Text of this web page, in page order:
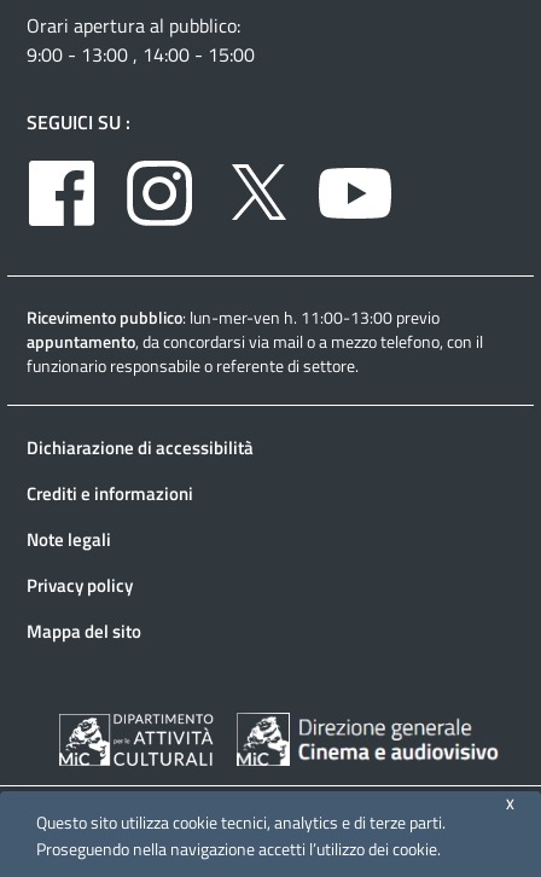
Orari apertura al pubblico:
9:00 - 13:00 , 14:00 - 15:00
SEGUICI SU :
Facebook
Instagram Twitter
Ricevimento pubblico: lun-mer-ven h. 11:00-13:00 previo
appuntamento, da concordarsi via mail o a mezzo telefono, con il
funzionario responsabile o referente di settore.
Dichiarazione di accessibilità
Crediti e informazioni
Note legali
Privacy policy
Mappa del sito
X
Questo sito utilizza cookie tecnici, analytics e di terze parti.
Proseguendo nella navigazione accetti l’utilizzo dei cookie.